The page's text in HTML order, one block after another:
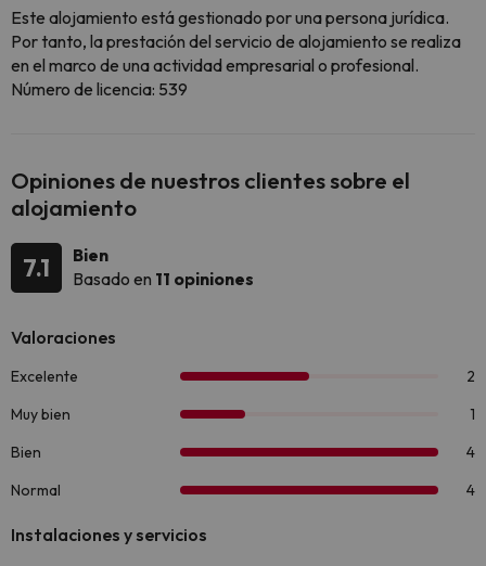
Este alojamiento está gestionado por una persona jurídica.
Por tanto, la prestación del servicio de alojamiento se realiza
en el marco de una actividad empresarial o profesional.
Número de licencia: 539
Opiniones de nuestros clientes sobre el
alojamiento
7.1
Bien
Basado en 11 opiniones